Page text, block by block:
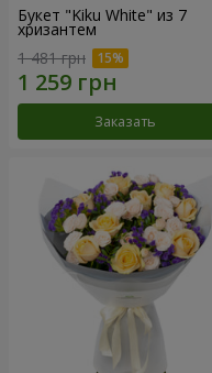
Букет "Kiku White" из 7
хризантем
1 481 грн
Заказать